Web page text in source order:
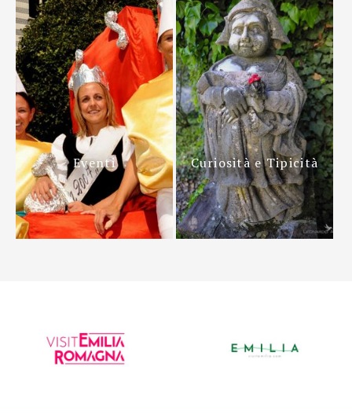
Eventi Curiosità e Tipicità